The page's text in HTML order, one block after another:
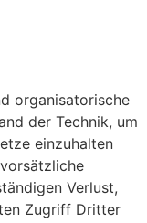
organisatorische
der Technik, um
einzuhalten
Verlust,
Zugriff Dritter